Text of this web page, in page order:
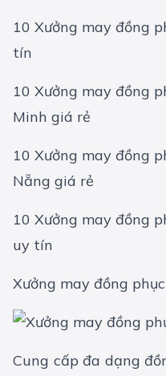
10 Xưởng may đồng
tín
10 Xưởng may đồng
Minh giá rẻ
10 Xưởng may đồng
Nẵng giá rẻ
10 Xưởng may đồng
uy tín
Xưởng may đồng
Cung cấp đa dạng